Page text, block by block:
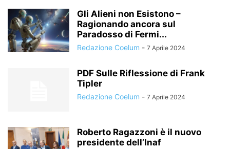
Gli Alieni non Esistono –
Ragionando ancora sul
Paradosso di Fermi...
Redazione Coelum - 7 Aprile 2024
PDF Sulle Riflessione di Frank
Tipler
Redazione Coelum - 7 Aprile 2024
Roberto Ragazzoni è il nuovo
presidente dell’Inaf